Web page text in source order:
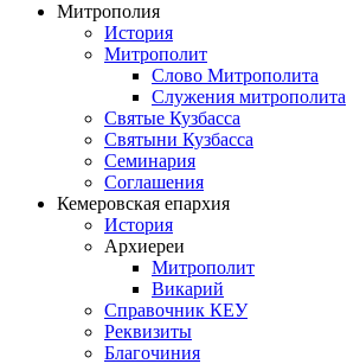
Митрополия
История
Митрополит
Слово Митрополита
Служения митрополита
Святые Кузбасса
Святыни Кузбасса
Семинария
Соглашения
Кемеровская епархия
История
Архиереи
Митрополит
Викарий
Справочник КЕУ
Реквизиты
Благочиния